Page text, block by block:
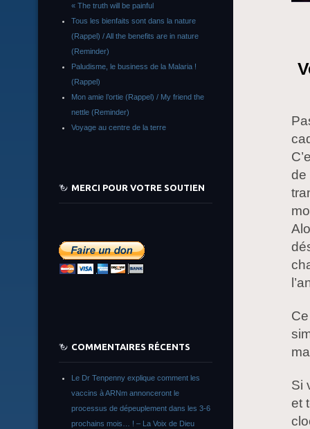
de
Si
et
« The truth will be painful
Tous les bienfaits sont dans la nature
(Rappel) / All the benefits are in nature
(Reminder)
Paludisme, le business de la Malaria !
(Rappel)
Mon amie l’ortie (Rappel) / My friend the
nettle (Reminder)
Voyage au centre de la terre
MERCI POUR VOTRE SOUTIEN
COMMENTAIRES RÉCENTS
Le Dr Tenpenny explique comment les
vaccins à ARNm annonceront le
processus de dépeuplement dans les 3-6
prochains mois… ! – La Voix de Dieu